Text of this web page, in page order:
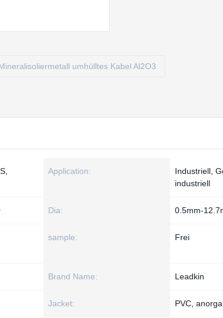
umhülltes Kabel Al2O3
Application:
Industriell,
industriell
Dia: 0.5mm-
sample: Frei
Brand Name: Leadkin
Jacket: PVC,